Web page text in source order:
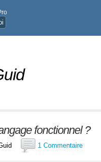
fonctionnel ?
1 Commentaire